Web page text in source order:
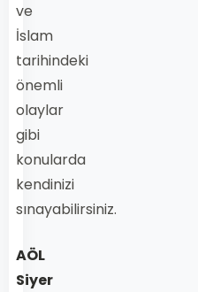
ve
İslam
tarihindeki
önemli
olaylar
gibi
konularda
kendinizi
sınayabilirsiniz.
AÖL
Siyer